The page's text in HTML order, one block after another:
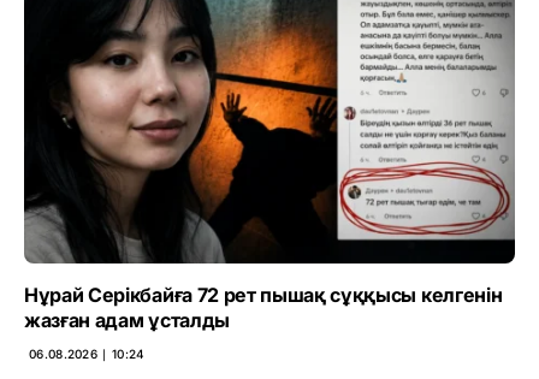
Нұрай Серікбайға 72 рет пышақ сұққысы келгенін
жазған адам ұсталды
06.08.2026 ∣ 10:24